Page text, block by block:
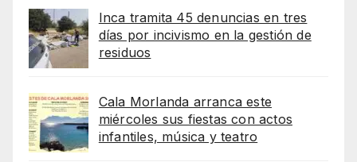
Inca tramita 45 denuncias en tres
días por incivismo en la gestión de
residuos
Cala Morlanda arranca este
miércoles sus fiestas con actos
infantiles, música y teatro